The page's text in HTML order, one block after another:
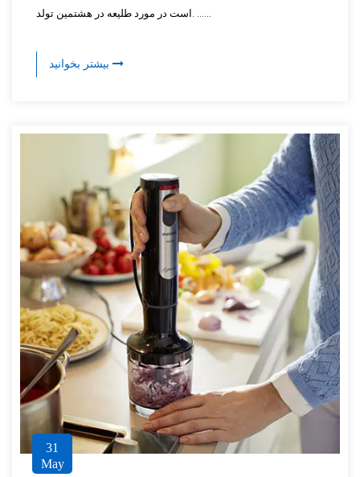
است در مورد طلیعه در هشتمین تولد. ......
31
May